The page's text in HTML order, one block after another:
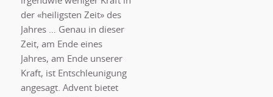
der «heiligsten Zeit» des
Jahres … Genau in dieser
Zeit, am Ende eines
Jahres, am Ende unserer
Kraft, ist Entschleunigung
angesagt. Advent bietet